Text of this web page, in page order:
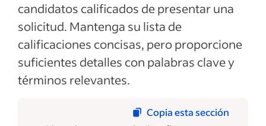
candidatos calificados de presentar una
solicitud. Mantenga su lista de
calificaciones concisas, pero proporcione
suficientes detalles con palabras clave y
términos relevantes.
Copia esta sección